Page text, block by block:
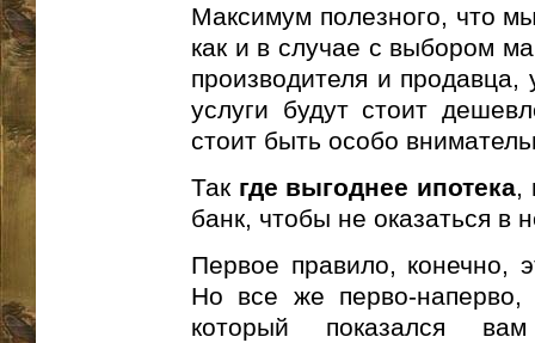
Максимум полезного, что
как и в случае с выбором
производителя и продавца,
услуги будут стоит
стоит быть особо
Так где выгоднее ипотека,
банк, чтобы не оказаться в
Первое правило, конечно,
Но все же перво-наперво,
который показался